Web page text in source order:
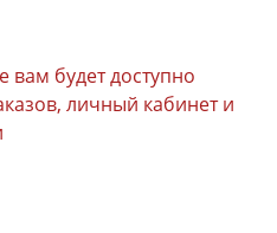
вам будет доступно
личный кабинет и